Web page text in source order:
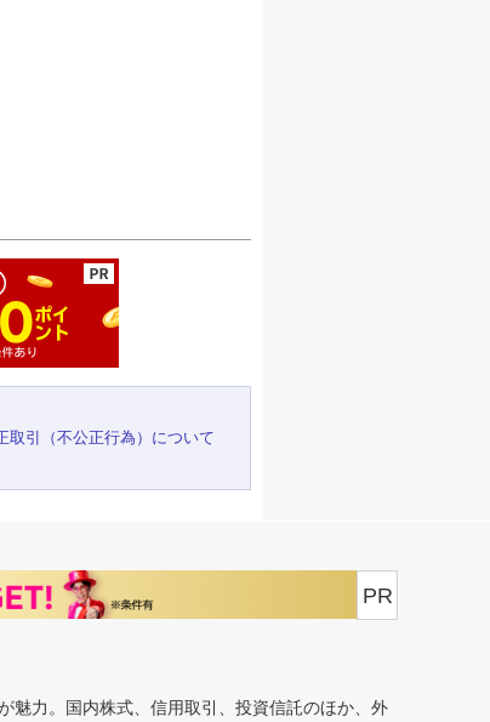
取引（不公正行為）について
PR
魅力。国内株式、信用取引、投資信託のほか、外